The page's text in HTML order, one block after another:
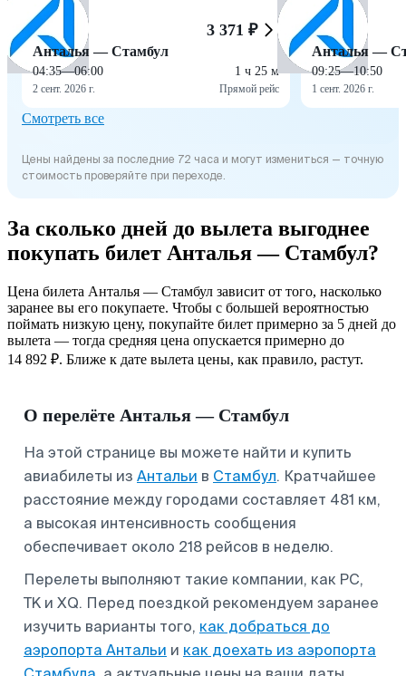
3 371 ₽
Анталья — Стамбул
04:35—06:00
2 сент. 2026 г.
1 ч 25 м
Прямой рейс
Анталья —
09:25—10:50
1 сент. 2026 г.
Смотреть все
Цены найдены за последние 72 часа и могут измениться — точную
стоимость проверяйте при переходе.
За сколько дней до вылета выгоднее
покупать билет Анталья — Стамбул?
Цена билета Анталья — Стамбул зависит от того, насколько
заранее вы его покупаете. Чтобы с большей вероятностью
поймать низкую цену, покупайте билет примерно за 5 дней до
вылета — тогда средняя цена опускается примерно до
14 892 ₽. Ближе к дате вылета цены, как правило, растут.
О перелёте Анталья — Стамбул
На этой странице вы можете найти и купить
авиабилеты из Антальи в Стамбул. Кратчайшее
расстояние между городами составляет 481 км,
а высокая интенсивность сообщения
обеспечивает около 218 рейсов в неделю.
Перелеты выполняют такие компании, как PC,
TK и XQ. Перед поездкой рекомендуем заранее
изучить варианты того, как добраться до
аэропорта Антальи и как доехать из аэропорта